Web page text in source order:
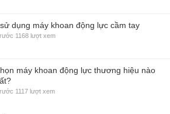
dụng máy khoan động lực cầm tay
1168 lượt xem
máy khoan động lực thương hiệu nào
1117 lượt xem